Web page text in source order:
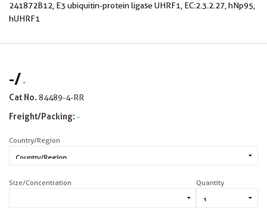
241872B12, E3 ubiquitin-protein ligase UHRF1, EC:2.3.2.27, hNp95,
hUHRF1
-/-
Cat No. 84489-4-RR
Freight/Packing: -
Country/Region
Size/Concentration Quantity